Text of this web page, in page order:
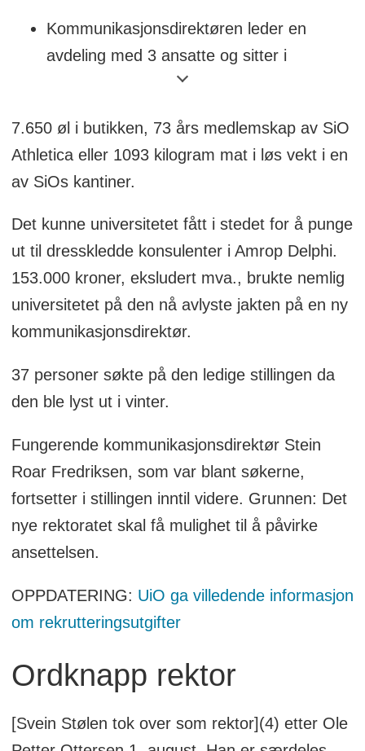
Kommunikasjonsdirektøren leder en
avdeling med 3 ansatte og sitter i
universitetsdirektørens ledergruppe
Lønn: 852.100 – 1.030.300 kroner
Ifølge utlysningen ser universitetet etter
en søker med ledererfaring, god
evne til å gjennomføre «strategiske
utviklingsprosesser»
7.650 øl i butikken, 73 års medlemskap av SiO
Athletica eller 1093 kilogram mat i løs vekt i en
av SiOs kantiner.
Det kunne universitetet fått i stedet for å punge
ut til dresskledde konsulenter i Amrop Delphi.
153.000 kroner, eksludert mva., brukte nemlig
universitetet på den nå avlyste jakten på en ny
kommunikasjonsdirektør.
37 personer søkte på den ledige stillingen da
den ble lyst ut i vinter.
Fungerende kommunikasjonsdirektør Stein
Roar Fredriksen, som var blant søkerne,
fortsetter i stillingen inntil videre. Grunnen: Det
nye rektoratet skal få mulighet til å påvirke
ansettelsen.
OPPDATERING: UiO ga villedende informasjon
om rekrutteringsutgifter
Ordknapp rektor
[Svein Stølen tok over som rektor](4) etter Ole